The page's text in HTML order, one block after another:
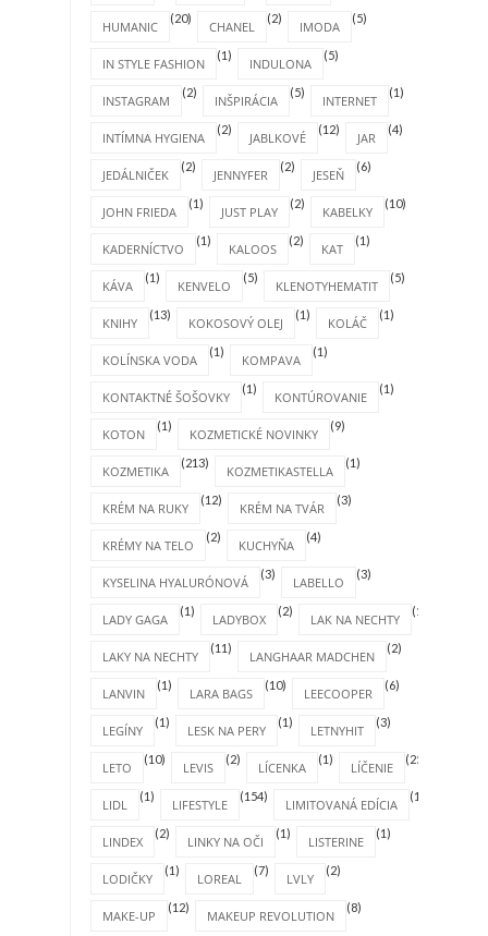
HUMANIC
(20)
CHANEL
(2)
IMODA
(5)
IN STYLE FASHION
(1)
INDULONA
(5)
INSTAGRAM
(2)
INŠPIRÁCIA
(5)
INTERNET
(1)
INTÍMNA HYGIENA
(2)
JABLKOVÉ
(12)
JAR
(4)
JEDÁLNIČEK
(2)
JENNYFER
(2)
JESEŇ
(6)
JOHN FRIEDA
(1)
JUST PLAY
(2)
KABELKY
(10)
KADERNÍCTVO
(1)
KALOOS
(2)
KAT
(1)
KÁVA
(1)
KENVELO
(5)
KLENOTYHEMATIT
(5)
KNIHY
(13)
KOKOSOVÝ OLEJ
(1)
KOLÁČ
(1)
KOLÍNSKA VODA
(1)
KOMPAVA
(1)
KONTAKTNÉ ŠOŠOVKY
(1)
KONTÚROVANIE
(1)
KOTON
(1)
KOZMETICKÉ NOVINKY
(9)
KOZMETIKA
(213)
KOZMETIKASTELLA
(1)
KRÉM NA RUKY
(12)
KRÉM NA TVÁR
(3)
KRÉMY NA TELO
(2)
KUCHYŇA
(4)
KYSELINA HYALURÓNOVÁ
(3)
LABELLO
(3)
LADY GAGA
(1)
LADYBOX
(2)
LAK NA NECHTY
(1)
LAKY NA NECHTY
(11)
LANGHAAR MADCHEN
(2)
LANVIN
(1)
LARA BAGS
(10)
LEECOOPER
(6)
LEGÍNY
(1)
LESK NA PERY
(1)
LETNYHIT
(3)
LETO
(10)
LEVIS
(2)
LÍCENKA
(1)
LÍČENIE
(25)
LIDL
(1)
LIFESTYLE
(154)
LIMITOVANÁ EDÍCIA
(1)
LINDEX
(2)
LINKY NA OČI
(1)
LISTERINE
(1)
LODIČKY
(1)
LOREAL
(7)
LVLY
(2)
MAKE-UP
(12)
MAKEUP REVOLUTION
(8)